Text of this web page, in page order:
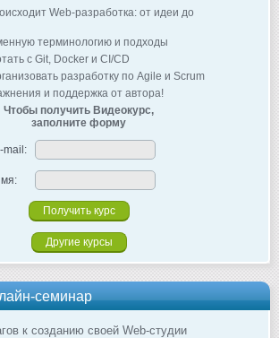
Web-разработка: от идеи до
терминологию и подходы
с Git, Docker и CI/CD
разработку по Agile и Scrum
и поддержка от автора!
Чтобы получить Видеокурс,
заполните форму
mail:
Другие курсы
семинар
к созданию своей Web-студии